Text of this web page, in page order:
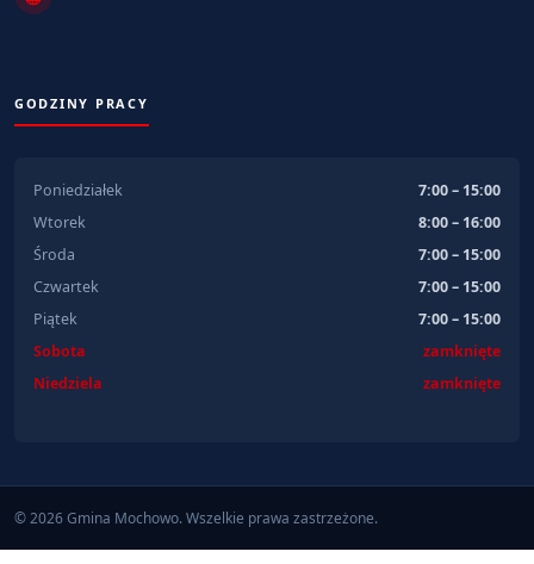
GODZINY PRACY
Poniedziałek
7:00 – 15:00
Wtorek
8:00 – 16:00
Środa
7:00 – 15:00
Czwartek
7:00 – 15:00
Piątek
7:00 – 15:00
Sobota
zamknięte
Niedziela
zamknięte
© 2026 Gmina Mochowo. Wszelkie prawa zastrzeżone.